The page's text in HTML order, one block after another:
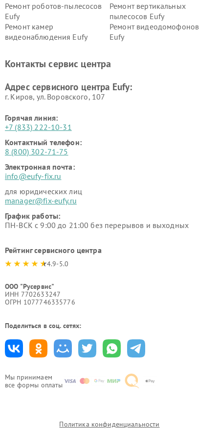
Мы принимаем
все формы оплаты
Ремонт роботов-пылесосов
Eufy
Ремонт вертикальных
пылесосов Eufy
Ремонт камер
видеонаблюдения Eufy
Ремонт видеодомофонов
Eufy
Контакты сервис центра
Адрес сервисного центра Eufy:
г. Киров, ул. Воровского, 107
Горячая линия:
+7 (833) 222-10-31
Контактный телефон:
8 (800) 302-71-75
Электронная почта:
info@eufy-fix.ru
для юридических лиц
manager@fix-eufy.ru
График работы:
ПН-ВСК с 9:00 до 21:00 без перерывов и выходных
Рейтинг сервисного центра
4.9-5.0
ООО "Русервис"
ИНН 7702633247
ОГРН 1077746335776
Поделиться в соц. сетях:
Политика конфиденциальности